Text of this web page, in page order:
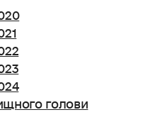
голови